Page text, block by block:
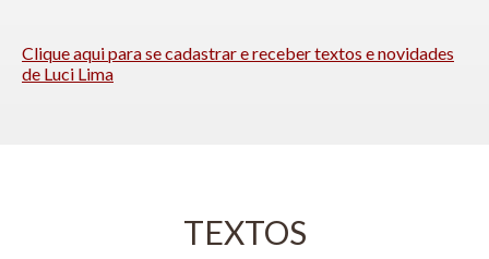
Clique aqui para se cadastrar e receber textos e novidades
de Luci Lima
TEXTOS